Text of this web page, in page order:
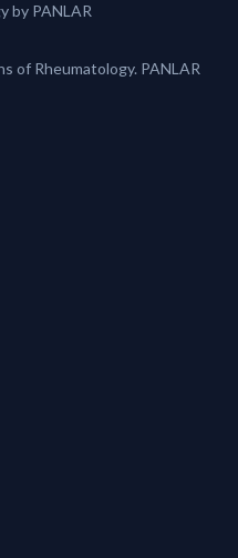
by PANLAR
of Rheumatology. PANLAR